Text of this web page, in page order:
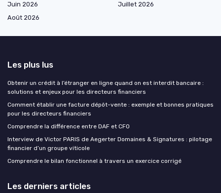
Juin 2026
Juillet 2026
Août 2026
Les plus lus
Obtenir un crédit à l’étranger en ligne quand on est interdit bancaire :
solutions et enjeux pour les directeurs financiers
Comment établir une facture dépôt-vente : exemple et bonnes pratiques
pour les directeurs financiers
Comprendre la différence entre DAF et CFO
Interview de Victor PARIS de Aegerter Domaines & Signatures : pilotage
financier d’un groupe viticole
Comprendre le bilan fonctionnel à travers un exercice corrigé
Les derniers articles